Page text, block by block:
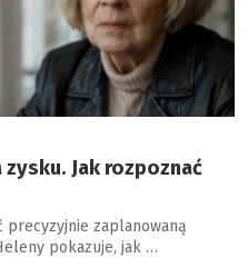
Jak rozpoznać
precyzyjnie zaplanowaną
pokazuje, jak …